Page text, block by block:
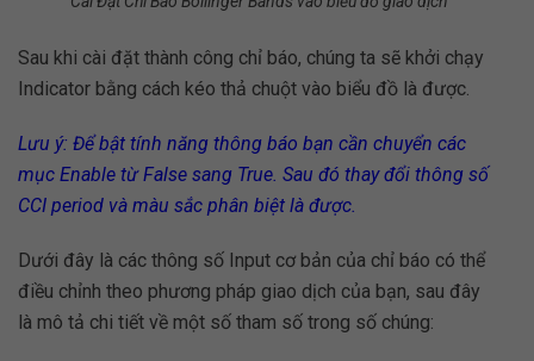
Sau khi cài đặt thành công chỉ báo, chúng ta sẽ khởi chạy
Indicator bằng cách kéo thả chuột vào biểu đồ là được.
Lưu ý: Để bật tính năng thông báo bạn cần chuyển các
mục Enable từ False sang True. Sau đó thay đổi thông số
CCI period và màu sắc phân biệt là được.
Dưới đây là các thông số Input cơ bản của chỉ báo có thể
điều chỉnh theo phương pháp giao dịch của bạn, sau đây
là mô tả chi tiết về một số tham số trong số chúng: